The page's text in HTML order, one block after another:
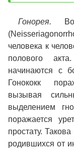
Гонорея.
человека к
полового
начинаются с
Гонококк
вызывая
выделением
поражается
простату.
родившихся от